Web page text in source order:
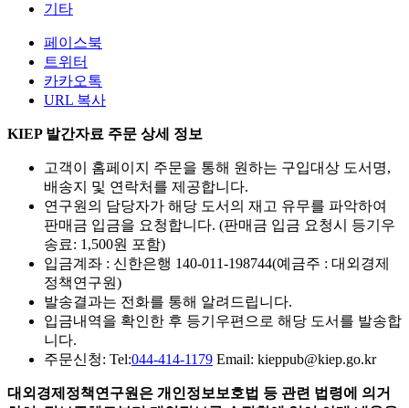
기타
페이스북
트위터
카카오톡
URL 복사
KIEP 발간자료 주문 상세 정보
고객이 홈페이지 주문을 통해 원하는 구입대상 도서명,
배송지 및 연락처를 제공합니다.
연구원의 담당자가 해당 도서의 재고 유무를 파악하여
판매금 입금을 요청합니다. (판매금 입금 요청시 등기우
송료: 1,500원 포함)
입금계좌 : 신한은행 140-011-198744(예금주 : 대외경제
정책연구원)
발송결과는 전화를 통해 알려드립니다.
입금내역을 확인한 후 등기우편으로 해당 도서를 발송합
니다.
주문신청: Tel:044-414-1179 Email: kieppub@kiep.go.kr
대외경제정책연구원은 개인정보보호법 등 관련 법령에 의거